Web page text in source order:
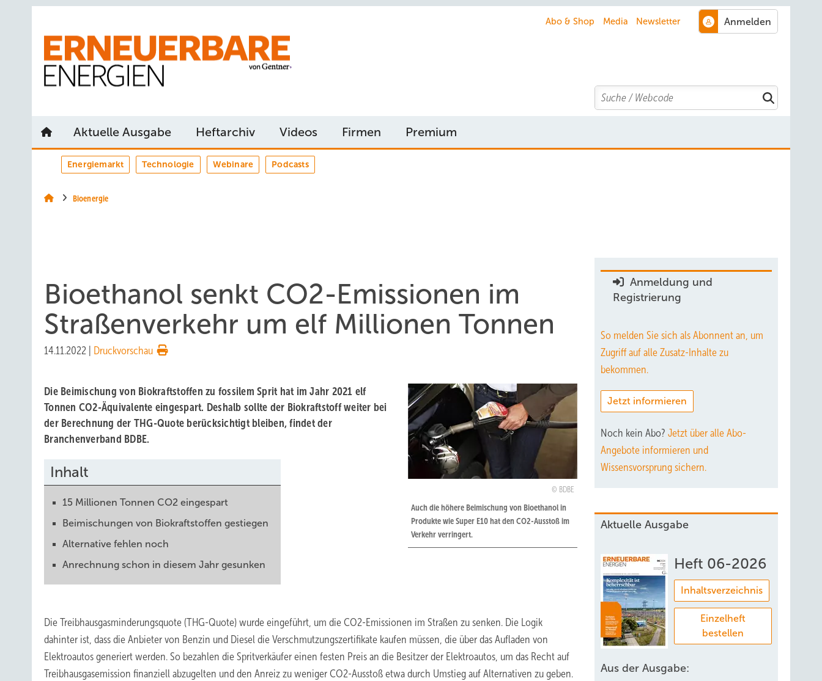
Abo & Shop Media Newsletter
Search
Aktuelle Ausgabe Heftarchiv Videos Firmen Premium
Energiemarkt Technologie Webinare Podcasts
Bioenergie
Bioethanol senkt CO2-Emissionen im
Straßenverkehr um elf Millionen Tonnen
14.11.2022 Druckvorschau
BDBE
Auch die höhere Beimischung von Bioethanol in
Produkte wie Super E10 hat den CO2-Ausstoß im
Verkehr verringert.
Die Beimischung von Biokraftstoffen zu fossilem Sprit hat im Jahr 2021 elf
Tonnen CO2-Äquivalente eingespart. Deshalb sollte der Biokraftstoff weiter bei
der Berechnung der THG-Quote berücksichtigt bleiben, findet der
Branchenverband BDBE.
Inhalt
15 Millionen Tonnen CO2 eingespart
Beimischungen von Biokraftstoffen gestiegen
Alternative fehlen noch
Anrechnung schon in diesem Jahr gesunken
Die Treibhausgasminderungsquote (THG-Quote) wurde eingeführt, um die CO2-Emissionen im Straßen zu senken. Die Logik
dahinter ist, dass die Anbieter von Benzin und Diesel die Verschmutzungszertifikate kaufen müssen, die über das Aufladen von
Elektroautos generiert werden. So bezahlen die Spritverkäufer einen festen Preis an die Besitzer der Elektroautos, um das Recht auf
Treibhausgasemission finanziell abzugelten und den Anreiz zu weniger CO2-Ausstoß etwa durch Umstieg auf Alternativen zu geben.
Anmeldung und
Registrierung
So melden Sie sich als Abonnent an, um
Zugriff auf alle Zusatz-Inhalte zu
bekommen.
Jetzt informieren
Noch kein Abo? Jetzt über alle Abo-
Angebote informieren und
Wissensvorsprung sichern.
Aktuelle Ausgabe
Heft 06-2026
Inhaltsverzeichnis
Einzelheft
bestellen
Aus der Ausgabe: